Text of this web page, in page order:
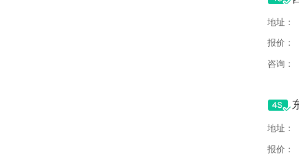
地址：
报价：
咨询：
地址：
报价：